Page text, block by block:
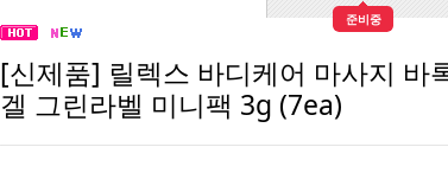
준비중
[신제품] 릴렉스 바디케어 마사지 바
겔 그린라벨 미니팩 3g (7ea)